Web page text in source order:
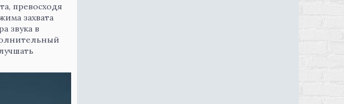
превосходя
захвата
звука в